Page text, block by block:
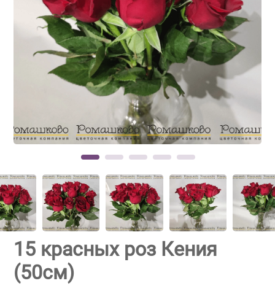
15 красных роз Кения
(50см)